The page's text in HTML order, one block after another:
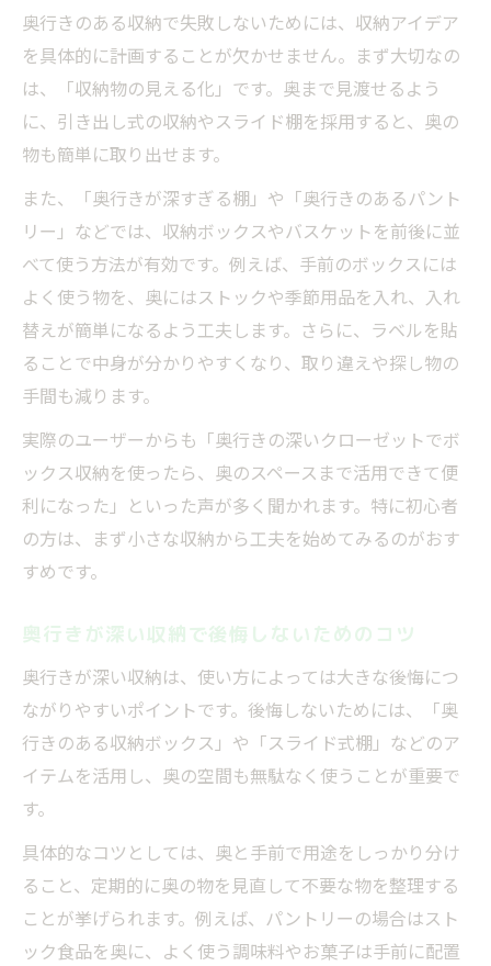
奥行きのある収納で失敗しないためには、収納アイデア
を具体的に計画することが欠かせません。まず大切なの
は、「収納物の見える化」です。奥まで見渡せるよう
に、引き出し式の収納やスライド棚を採用すると、奥の
物も簡単に取り出せます。
また、「奥行きが深すぎる棚」や「奥行きのあるパント
リー」などでは、収納ボックスやバスケットを前後に並
べて使う方法が有効です。例えば、手前のボックスには
よく使う物を、奥にはストックや季節用品を入れ、入れ
替えが簡単になるよう工夫します。さらに、ラベルを貼
ることで中身が分かりやすくなり、取り違えや探し物の
手間も減ります。
実際のユーザーからも「奥行きの深いクローゼットでボ
ックス収納を使ったら、奥のスペースまで活用できて便
利になった」といった声が多く聞かれます。特に初心者
の方は、まず小さな収納から工夫を始めてみるのがおす
すめです。
奥行きが深い収納で後悔しないためのコツ
奥行きが深い収納は、使い方によっては大きな後悔につ
ながりやすいポイントです。後悔しないためには、「奥
行きのある収納ボックス」や「スライド式棚」などのア
イテムを活用し、奥の空間も無駄なく使うことが重要で
す。
具体的なコツとしては、奥と手前で用途をしっかり分け
ること、定期的に奥の物を見直して不要な物を整理する
ことが挙げられます。例えば、パントリーの場合はスト
ック食品を奥に、よく使う調味料やお菓子は手前に配置